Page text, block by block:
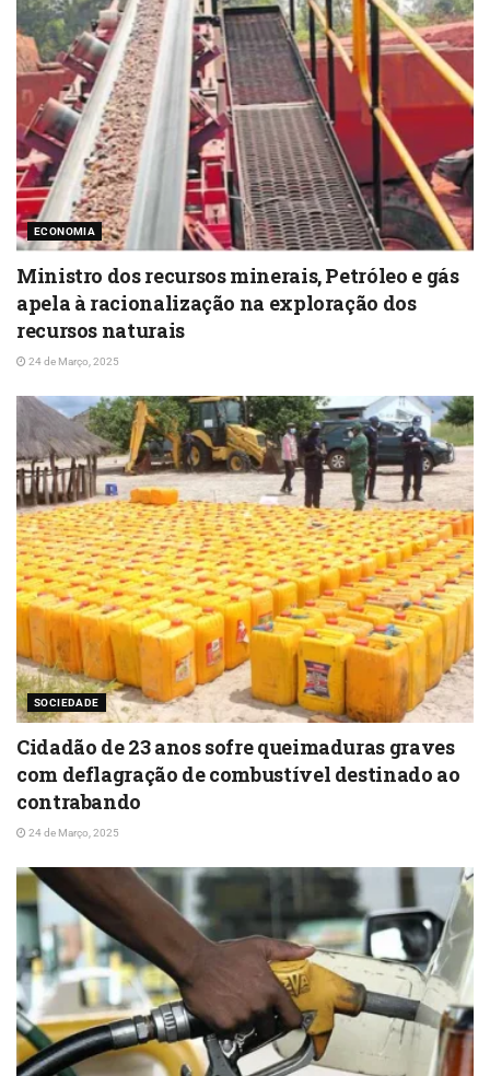
ECONOMIA
Ministro dos recursos minerais, Petróleo e gás
apela à racionalização na exploração dos
recursos naturais
24 de Março, 2025
SOCIEDADE
Cidadão de 23 anos sofre queimaduras graves
com deflagração de combustível destinado ao
contrabando
24 de Março, 2025